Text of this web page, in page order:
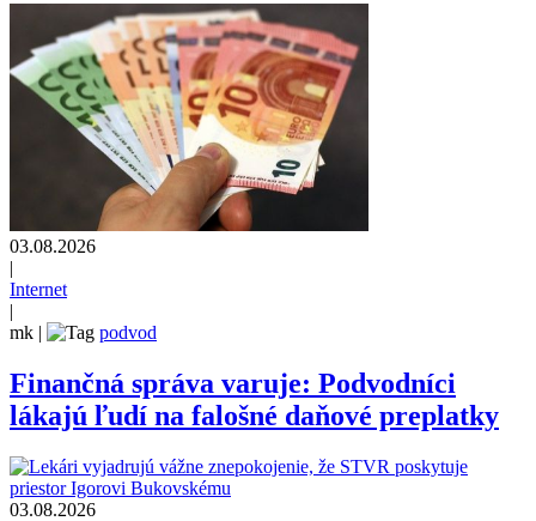
03.08.2026
Internet
mk
podvod
Finančná správa varuje: Podvodníci
lákajú ľudí na falošné daňové preplatky
03.08.2026